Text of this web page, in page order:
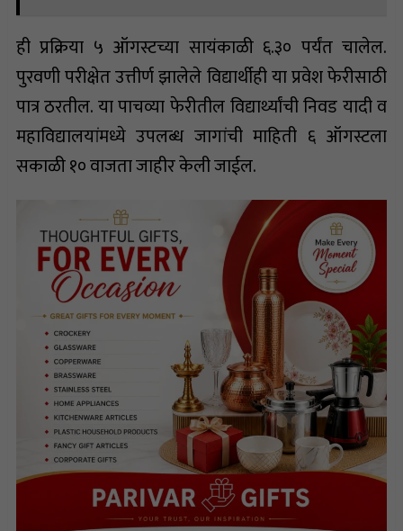
ही प्रक्रिया ५ ऑगस्टच्या सायंकाळी ६.३० पर्यंत चालेल.
पुरवणी परीक्षेत उत्तीर्ण झालेले विद्यार्थीही या प्रवेश फेरीसाठी
पात्र ठरतील. या पाचव्या फेरीतील विद्यार्थ्यांची निवड यादी व
महाविद्यालयांमध्ये उपलब्ध जागांची माहिती ६ ऑगस्टला
सकाळी १० वाजता जाहीर केली जाईल.